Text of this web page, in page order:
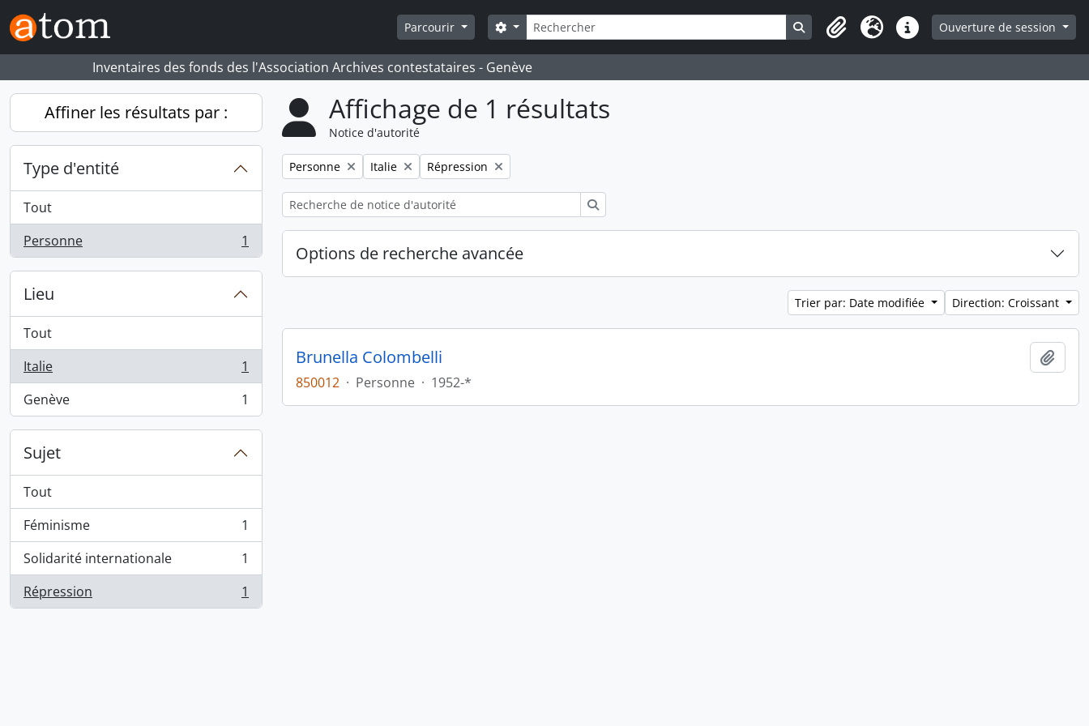
Skip to main content
Parcourir
Rechercher
Search options Search in browse page
Presse-papier
LangueLiens rapidesOuverture de session
Inventaires des fonds des l'Association Archives contestataires - Genève
Affiner les résultats par :
Type d'entité
Tout
Personne
, 1 résultats 1
Lieu
Tout
Italie
, 1 résultats
1
Genève
, 1 résultats 1
Sujet
Tout
Féminisme
, 1 résultats
1
Solidarité internationale
, 1 résultats
1
Répression
, 1 résultats 1
Affichage de 1 résultats
Notice d'autorité
Remove filter:
Personne Remove filter:
Italie Remove filter:
Répression
Options de recherche avancée
Trier par: Date modifiée Direction: Croissant
Brunella Colombelli
850012 · Personne · 1952-*